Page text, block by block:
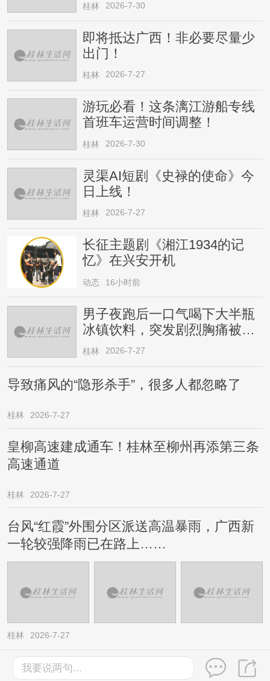
桂林 2026-7-30
即将抵达广西！非必要尽量少
出门！
桂林 2026-7-27
游玩必看！这条漓江游船专线
首班车运营时间调整！
桂林 2026-7-30
灵渠AI短剧《史禄的使命》今
日上线！
桂林 2026-7-27
长征主题剧《湘江1934的记
忆》在兴安开机
动态 16小时前
男子夜跑后一口气喝下大半瓶
冰镇饮料，突发剧烈胸痛被送
医！医生提醒→
桂林 2026-7-27
导致痛风的“隐形杀手”，很多人都忽略了
桂林 2026-7-27
皇柳高速建成通车！桂林至柳州再添第三条
高速通道
桂林 2026-7-27
台风“红霞”外围分区派送高温暴雨，广西新
一轮较强降雨已在路上……
桂林 2026-7-27
©2003-2026桂林生活网版权所有
我要说两句...